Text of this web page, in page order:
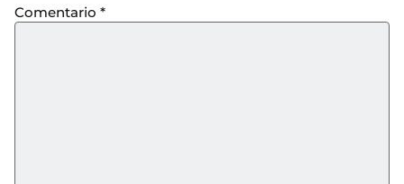
Comentario *